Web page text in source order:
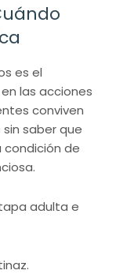
es el
las acciones
conviven
saber que
condición de
adulta e